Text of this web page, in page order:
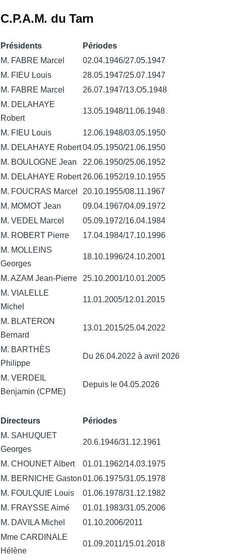
C.P.A.M. du Tarn
Présidents
Périodes
M. FABRE Marcel
02.04.1946/27.05.1947
M. FIEU Louis
28.05.1947/25.07.1947
M. FABRE Marcel
26.07.1947/13.O5.1948
M. DELAHAYE
Robert
13.05.1948/11.06.1948
M. FIEU Louis
12.06.1948/03.05.1950
M. DELAHAYE Robert04.05.1950/21.06.1950
M. BOULOGNE Jean
22.06.1950/25.06.1952
M. DELAHAYE Robert 26.06.1952/19.10.1955
M. FOUCRAS Marcel
20.10.1955/08.11.1967
M. MOMOT Jean
09.04.1967/04.09.1972
M. VEDEL Marcel
05.09.1972/16.04.1984
M. ROBERT Pierre
17.04.1984/17.10.1996
M. MOLLEINS
Georges
18.10.1996/24.10.2001
M. AZAM Jean-Pierre
25.10.2001/10.01.2005
M. VIALELLE
Michel
11.01.2005/12.01.2015
M. BLATERON
Bernard
13.01.2015/25.04.2022
M. BARTHÈS
Philippe
Du 26.04.2022 à avril 2026
M. VERDEIL
Benjamin (CPME)
Depuis le 04.05.2026
Directeurs
Périodes
M. SAHUQUET
Georges
20.6.1946/31.12.1961
M. CHOUNET Albert
01.01.1962/14.03.1975
M. BERNICHE Gaston01.06.1975/31.05.1978
M. FOULQUIE Louis
01.06.1978/31.12.1982
M. FRAYSSE Aimé
01.01.1983/31.05.2006
M. DAVILA Michel
01.10.2006/2011
Mme CARDINALE
Hélène
01.09.2011/15.01.2018